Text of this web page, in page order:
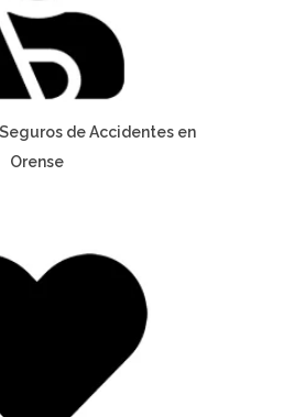
de Accidentes en
Orense